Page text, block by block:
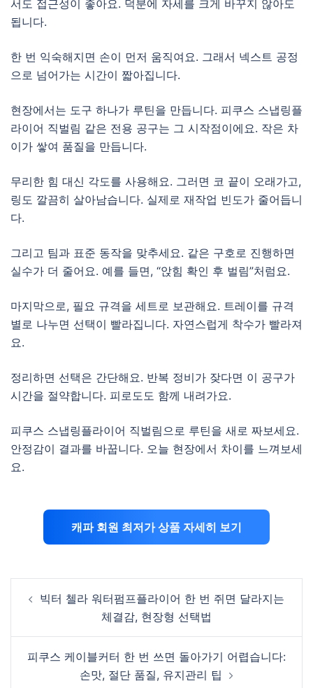
서도 접근성이 좋아요. 덕분에 자세를 크게 바꾸지 않아도
됩니다.
한 번 익숙해지면 손이 먼저 움직여요. 그래서 넥스트 공정
으로 넘어가는 시간이 짧아집니다.
현장에서는 도구 하나가 루틴을 만듭니다. 피쿠스 스냅링플
라이어 직벌림 같은 전용 공구는 그 시작점이에요. 작은 차
이가 쌓여 품질을 만듭니다.
무리한 힘 대신 각도를 사용해요. 그러면 코 끝이 오래가고,
링도 깔끔히 살아남습니다. 실제로 재작업 빈도가 줄어듭니
다.
그리고 팀과 표준 동작을 맞추세요. 같은 구호로 진행하면
실수가 더 줄어요. 예를 들면, “앉힘 확인 후 벌림”처럼요.
마지막으로, 필요 규격을 세트로 보관해요. 트레이를 규격
별로 나누면 선택이 빨라집니다. 자연스럽게 착수가 빨라져
요.
정리하면 선택은 간단해요. 반복 정비가 잦다면 이 공구가
시간을 절약합니다. 피로도도 함께 내려가요.
피쿠스 스냅링플라이어 직벌림으로 루틴을 새로 짜보세요.
안정감이 결과를 바꿉니다. 오늘 현장에서 차이를 느껴보세
요.
캐파 회원 최저가 상품 자세히 보기
navigation
빅터 첼라 워터펌프플라이어 한 번 쥐면 달라지는
체결감, 현장형 선택법
피쿠스 케이블커터 한 번 쓰면 돌아가기 어렵습니다:
손맛, 절단 품질, 유지관리 팁